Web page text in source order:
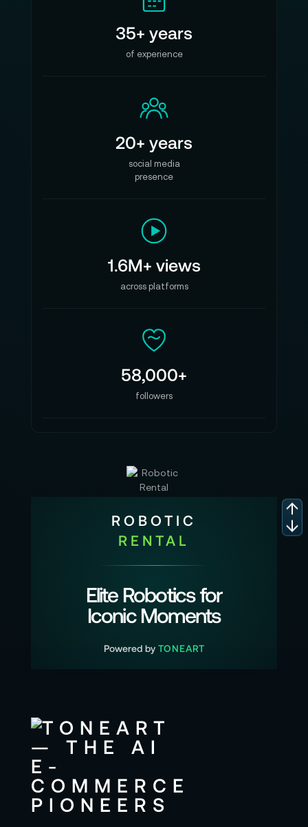
35+ years
of experience
20+ years
social media
presence
1.6M+ views
across platforms
58,000+
followers
ROBOTIC
RENTAL
Elite Robotics for
Iconic Moments
Powered by TONEART